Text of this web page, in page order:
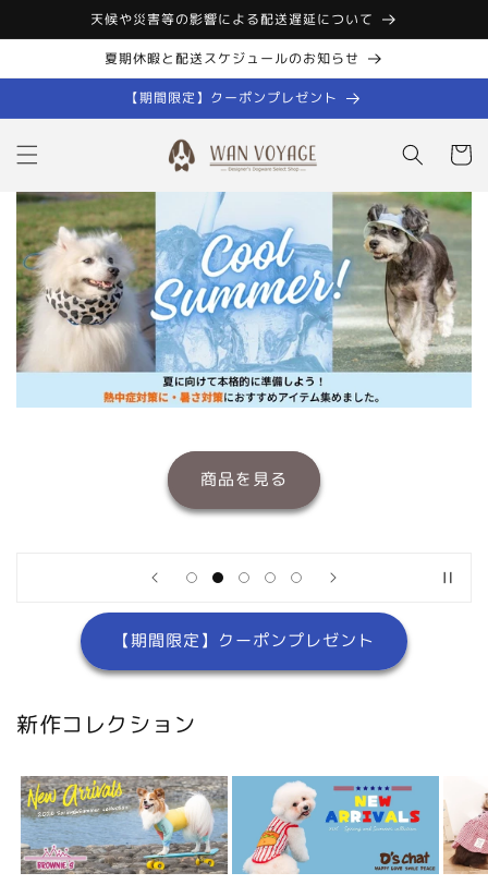
コンテン
ツに進む
天候や災害等の影響による配送遅延について
夏期休暇と配送スケジュールのお知らせ
【期間限定】クーポンプレゼント
ー
商品を見る
【期間限定】クーポンプレゼント
新作コレクション